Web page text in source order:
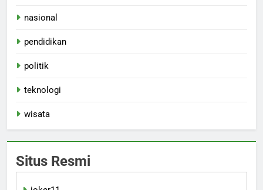
nasional
pendidikan
politik
teknologi
wisata
Situs Resmi